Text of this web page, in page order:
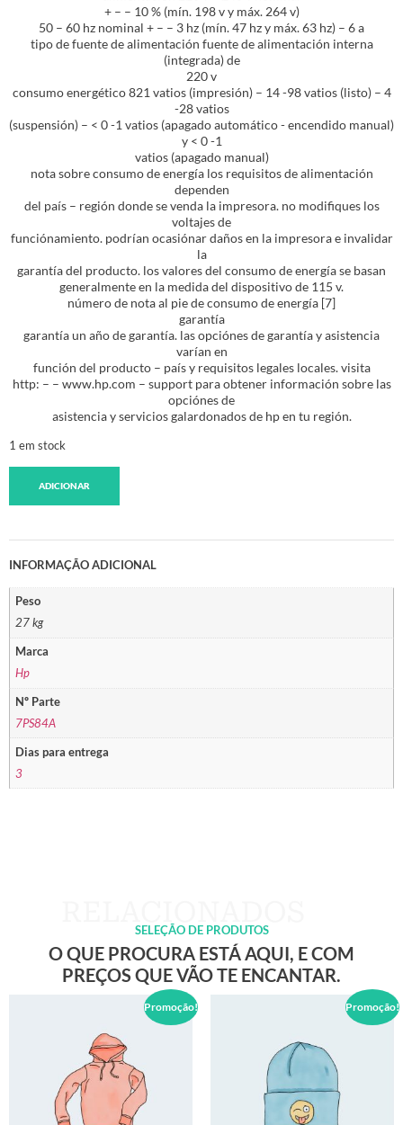
+ – – 10 % (mín. 198 v y máx. 264 v)
50 – 60 hz nominal + – – 3 hz (mín. 47 hz y máx. 63 hz) – 6 a
tipo de fuente de alimentación fuente de alimentación interna
(integrada) de
220 v
consumo energético 821 vatios (impresión) – 14 -98 vatios (listo) – 4
-28 vatios
(suspensión) – < 0 -1 vatios (apagado automático - encendido manual)
y < 0 -1
vatios (apagado manual)
nota sobre consumo de energía los requisitos de alimentación
dependen
del país – región donde se venda la impresora. no modifiques los
voltajes de
funciónamiento. podrían ocasiónar daños en la impresora e invalidar
la
garantía del producto. los valores del consumo de energía se basan
generalmente en la medida del dispositivo de 115 v.
número de nota al pie de consumo de energía [7]
garantía
garantía un año de garantía. las opciónes de garantía y asistencia
varían en
función del producto – país y requisitos legales locales. visita
http: – – www.hp.com – support para obtener información sobre las
opciónes de
asistencia y servicios galardonados de hp en tu región.
1 em stock
ADICIONAR
INFORMAÇÃO ADICIONAL
Peso
27 kg
Marca
Hp
Nº Parte
7PS84A
Dias para entrega
3
SELEÇÃO DE PRODUTOS
O QUE PROCURA ESTÁ AQUI, E COM
PREÇOS QUE VÃO TE ENCANTAR.
Promoção! Promoção!